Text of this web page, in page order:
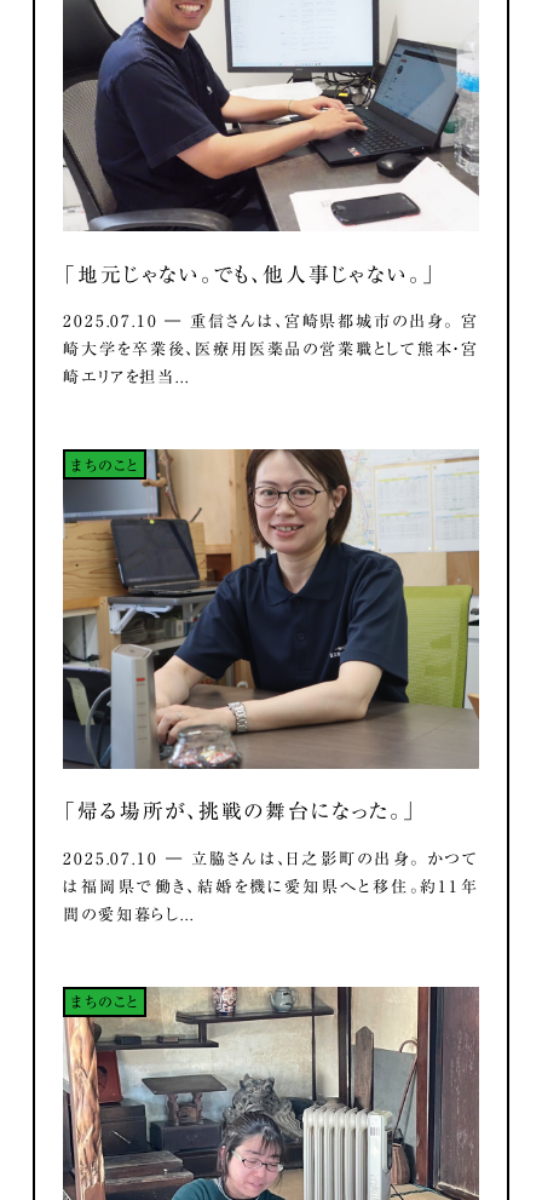
「地元じゃない。でも、他人事じゃない。」
2025.07.10 ― 重信さんは、宮崎県都城市の出身。 宮
崎大学を卒業後、医療用医薬品の営業職として熊本・宮
崎エリアを担当...
まちのこと
「帰る場所が、挑戦の舞台になった。」
2025.07.10 ― 立脇さんは、日之影町の出身。 かつて
は福岡県で働き、結婚を機に愛知県へと移住。約11年
間の愛知暮らし...
まちのこと